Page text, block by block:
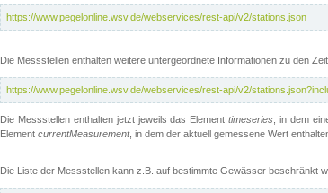
https://www.pegelonline.wsv.de/webservices/rest-api/v2/stations.json
Die Messstellen enthalten weitere untergeordnete Informationen zu den
https://www.pegelonline.wsv.de/webservices/rest-api/v2/
Die Messstellen enthalten jetzt jeweils das Elementtimeseries , in dem
Element currentMeasurement, in dem der aktuell gemessene Wert
Die Liste der Messstellen kann z.B. auf bestimmte Gewässer beschränkt